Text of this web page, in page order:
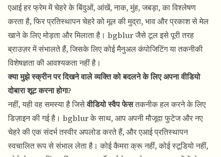
एआई हर फ्रेम में चेहरे के बिंदुओं, आंखें, नाक, मुंह, जबड़ा, का विश्लेषण
करता है, फिर प्रतिस्थापन चेहरे को मूल की मुद्रा, भाव और प्रकाश से मेल
खाने के लिए मोड़ता और मिलाता है। bgblur जैसे टूल इसे पूरी तरह
ब्राउज़र में संभालते हैं, जिसके लिए कोई मैनुअल कंपोजिटिंग या तकनीकी
विशेषज्ञता की आवश्यकता नहीं है।
क्या मुझे स्क्रीन पर दिखने वाले व्यक्ति को बदलने के लिए अपना वीडियो
दोबारा शूट करना होगा?
नहीं, यही वह समस्या है जिसेवीडियो स्वैप फेसतकनीक हल करने के लिए
डिज़ाइन की गई है। bgblur के साथ, आप अपनी मौजूदा फुटेज और नए
चेहरे की एक संदर्भ तस्वीर अपलोड करते हैं, और एआई प्रतिस्थापन
स्वचालित रूप से संभाल लेता है। कोई कैमरा क्रू नहीं, कोई स्टूडियो नहीं,